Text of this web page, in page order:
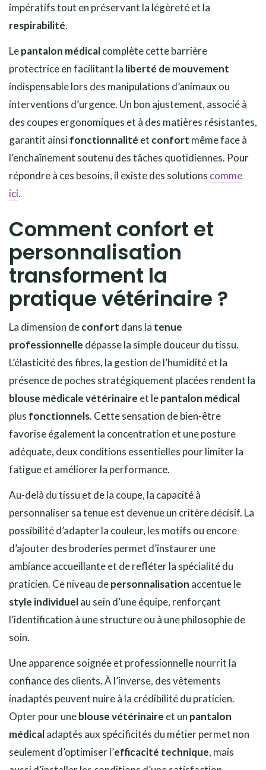
impératifs tout en préservant la légèreté et la
respirabilité.
Lepantalon médicalcomplète cette barrière
protectrice en facilitant la liberté de mouvement
indispensable lors des manipulations d’animaux ou
interventions d’urgence. Un bon ajustement, associé à
des coupes ergonomiques et à des matières résistantes,
garantit ainsifonctionnalité et confort même face à
l’enchaînement soutenu des tâches quotidiennes. Pour
répondre à ces besoins, il existe des solutions comme
ici.
Comment confort et
personnalisation
transforment la
pratique vétérinaire ?
La dimension deconfort dans la tenue
professionnelle dépasse la simple douceur du tissu.
L’élasticité des fibres, la gestion de l’humidité et la
présence de poches stratégiquement placées rendent la
blouse médicale vétérinaire et lepantalon médical
plus fonctionnels. Cette sensation de bien-être
favorise également la concentration et une posture
adéquate, deux conditions essentielles pour limiter la
fatigue et améliorer la performance.
Au-delà du tissu et de la coupe, la capacité à
personnaliser sa tenue est devenue un critère décisif. La
possibilité d’adapter la couleur, les motifs ou encore
d’ajouter des broderies permet d’instaurer une
ambiance accueillante et de refléter la spécialité du
praticien. Ce niveau depersonnalisation accentue le
style individuelau sein d’une équipe, renforçant
l’identification à une structure ou à une philosophie de
soin.
Une apparence soignée et professionnelle nourrit la
confiance des clients. À l’inverse, des vêtements
inadaptés peuvent nuire à la crédibilité du praticien.
Opter pour uneblouse vétérinaire et un pantalon
médicaladaptés aux spécificités du métier permet non
seulement d’optimiser l’efficacité technique, mais